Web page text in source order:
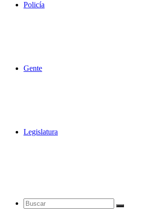
Policía
Gente
Legislatura
Buscar